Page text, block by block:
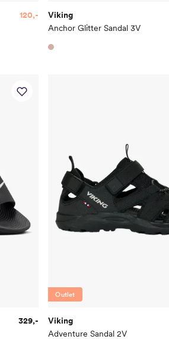
120,-
Viking
Anchor Glitter Sandal 3V
329,-
Outlet
Viking
Adventure Sandal 2V